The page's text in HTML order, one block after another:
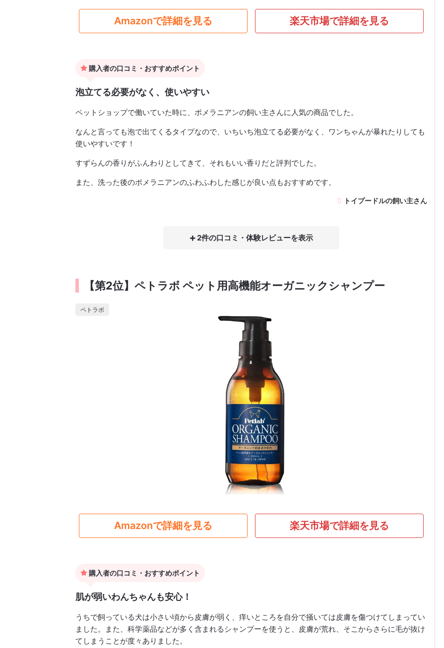
Amazonで詳細を見る 楽天市場で詳細を見る
購入者の口コミ・おすすめポイント
泡立てる必要がなく、使いやすい
ペットショップで働いていた時に、ポメラニアンの飼い主さんに人気の商品でした。
なんと言っても泡で出てくるタイプなので、いちいち泡立てる必要がなく、ワンちゃんが暴れたりしても
使いやすいです！
すずらんの香りがふんわりとしてきて、それもいい香りだと評判でした。
また、洗った後のポメラニアンのふわふわした感じが良い点もおすすめです。
トイプードルの飼い主さん
2件の口コミ・体験レビュー
【第2位】ペトラボ ペット用高機能オーガニックシャンプー
ペトラボ
Amazonで詳細を見る 楽天市場で詳細を見る
購入者の口コミ・おすすめポイント
肌が弱いわんちゃんも安心！
うちで飼っている犬は小さい頃から皮膚が弱く、痒いところを自分で掻いては皮膚を傷つけてしまってい
ました。また、科学薬品などが多く含まれるシャンプーを使うと、皮膚が荒れ、そこからさらに毛が抜け
てしまうことが度々ありました。